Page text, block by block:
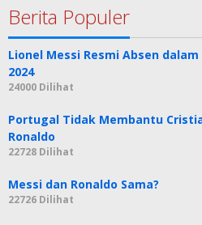
Berita Populer
Lionel Messi Resmi Absen
2024
24000 Dilihat
Portugal Tidak Membantu
Ronaldo
22728 Dilihat
Messi dan Ronaldo Sama?
22726 Dilihat